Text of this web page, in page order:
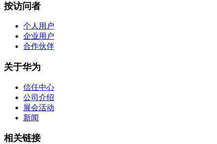
按访问者
个人用户
企业用户
合作伙伴
关于华为
信任中心
公司介绍
展会活动
新闻
相关链接